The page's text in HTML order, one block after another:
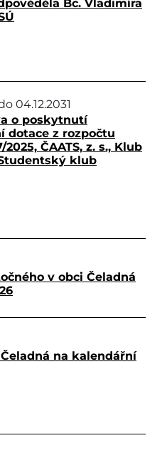
Bc. Vladimíra
04.12.2031
o poskytnutí
dotace z rozpočtu
ČAATS, z. s., Klub
klub
v obci Čeladná
na kalendářní